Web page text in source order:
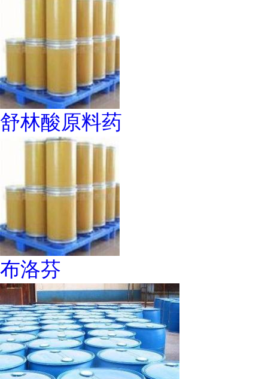
舒林酸原料药
布洛芬